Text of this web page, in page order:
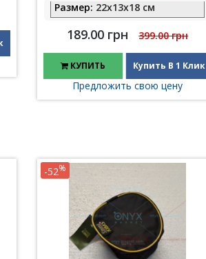
Размер: 22х13х18 см
189.00 грн 399.00 грн
КУПИТЬ Купить В 1 Клик
Предложить свою цену
-52%